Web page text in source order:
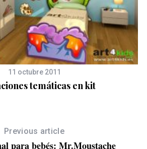
11 octubre 2011
temáticas en kit
Previous article
para bebés: Mr.Moustache